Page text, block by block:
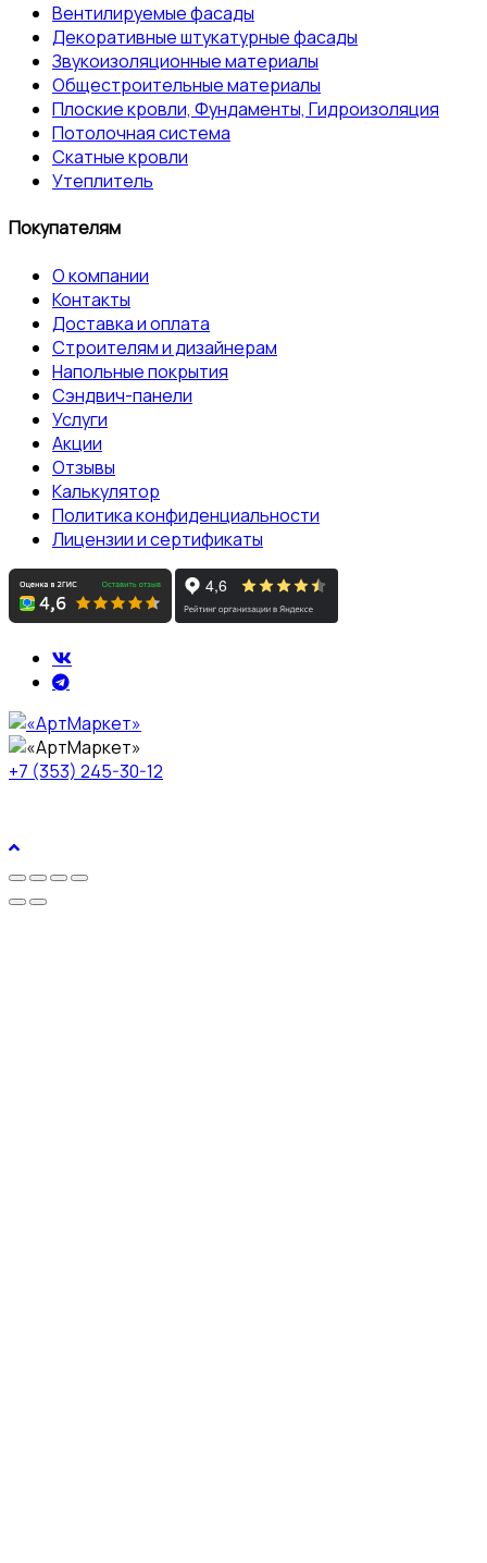
Вентилируемые фасады
Декоративные штукатурные фасады
Звукоизоляционные материалы
Общестроительные материалы
Плоские кровли, Фундаменты, Гидроизоляция
Потолочная система
Скатные кровли
Утеплитель
Покупателям
О компании
Контакты
Доставка и оплата
Строителям и дизайнерам
Напольные покрытия
Сэндвич-панели
Услуги
Акции
Отзывы
Калькулятор
Политика конфиденциальности
Лицензии и сертификаты
+7 (353) 245-30-12